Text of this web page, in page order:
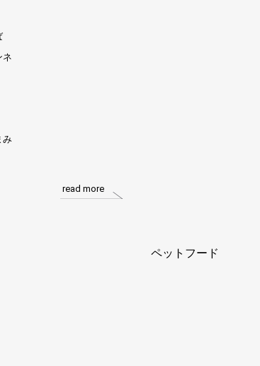
ネ
み
read more
ペットフード